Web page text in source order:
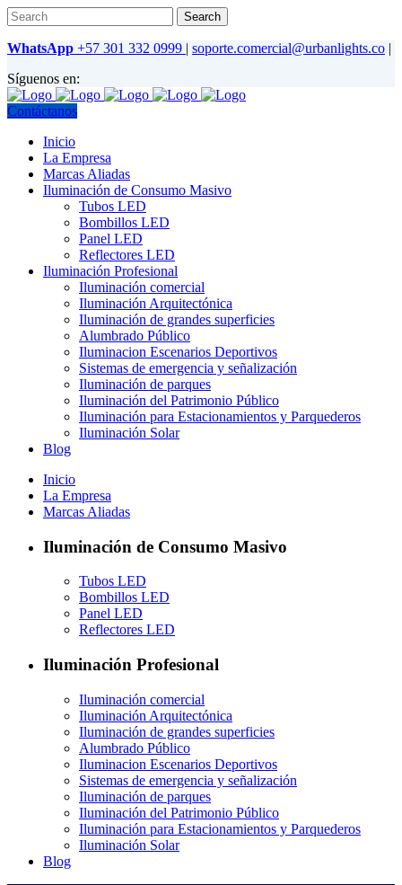
WhatsApp +57 301 332 0999 | soporte.comercial@urbanlights.co |
Síguenos en:
Contáctanos
Inicio
La Empresa
Marcas Aliadas
Iluminación de Consumo Masivo
Tubos LED
Bombillos LED
Panel LED
Reflectores LED
Iluminación Profesional
Iluminación comercial
Iluminación Arquitectónica
Iluminación de grandes superficies
Alumbrado Público
Iluminacion Escenarios Deportivos
Sistemas de emergencia y señalización
Iluminación de parques
Iluminación del Patrimonio Público
Iluminación para Estacionamientos y Parquederos
Iluminación Solar
Blog
Inicio
La Empresa
Marcas Aliadas
Iluminación de Consumo Masivo
Tubos LED
Bombillos LED
Panel LED
Reflectores LED
Iluminación Profesional
Iluminación comercial
Iluminación Arquitectónica
Iluminación de grandes superficies
Alumbrado Público
Iluminacion Escenarios Deportivos
Sistemas de emergencia y señalización
Iluminación de parques
Iluminación del Patrimonio Público
Iluminación para Estacionamientos y Parquederos
Iluminación Solar
Blog